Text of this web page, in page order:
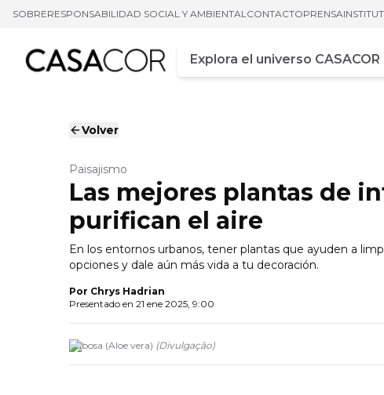
SOBRERESPONSABILIDAD SOCIAL Y AMBIENTALCONTACTOPRENSA
Campo de busca
Ingrese al menos tres
Volver
Paisajismo
Las mejores plantas de
purifican el aire
En los entornos urbanos, tener plantas que ayuden a
opciones y dale aún más vida a tu decoración.
Por Chrys Hadrian
Presentado en 21 ene 2025, 9:00
Babosa (Aloe vera) (Divulgação)